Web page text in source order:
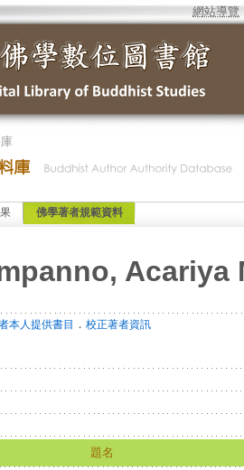
網站導覽
佛學著者規範資料
Acariya
本人提供書目 ． 校正著者資訊
題名